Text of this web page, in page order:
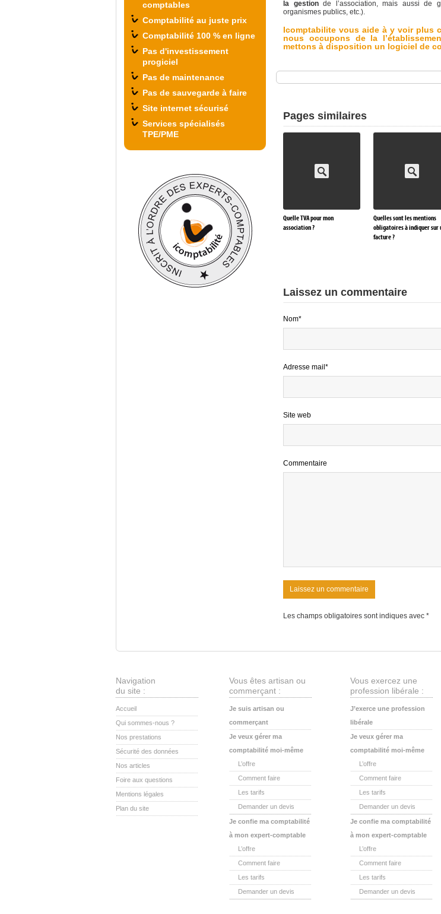
comptables
Comptabilité au juste prix
Comptabilité 100 % en ligne
Pas d'investissement
progiciel
Pas de maintenance
Pas de sauvegarde à faire
Site internet sécurisé
Services spécialisés
TPE/PME
la gestionde l’association, mais aussi de
organismes publics, etc.).
Icomptabilite vous aide à y voir plus
nous occupons de la
mettons à disposition un logiciel de
Pages similaires
Quelle TVA pour mon
association ?
Quelles sont les mentions
obligatoires à indiquer sur
facture ?
Laissez un commentaire
Nom*
Adresse mail*
Site web
Commentaire
Les champs obligatoires sont indiques avec *
Navigation
du site :
Accueil
Qui sommes-nous ?
Nos prestations
Sécurité des données
Nos articles
Foire aux questions
Mentions légales
Plan du site
Vous êtes artisan ou
commerçant :
Je suis artisan ou
commerçant
Je veux gérer ma
comptabilité moi-même
L’offre
Comment faire
Les tarifs
Demander un devis
Je confie ma comptabilité
à mon expert-comptable
L’offre
Comment faire
Les tarifs
Demander un devis
Vous exercez une
profession libérale :
J’exerce une profession
libérale
Je veux gérer ma
comptabilité moi-même
L’offre
Comment faire
Les tarifs
Demander un devis
Je confie ma comptabilité
à mon expert-comptable
L’offre
Comment faire
Les tarifs
Demander un devis